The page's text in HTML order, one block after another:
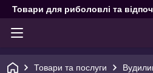
Товари для риболовлі та
Товари та послуги